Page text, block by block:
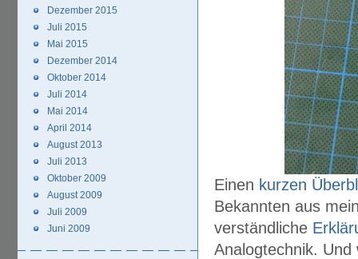
Einen kurzen
Bekannten aus
verständliche
Analogtechnik.
Dezember 2015
Juli 2015
Mai 2015
Dezember 2014
Oktober 2014
Juli 2014
Mai 2014
April 2014
August 2013
Juli 2013
Oktober 2009
August 2009
Juli 2009
Juni 2009